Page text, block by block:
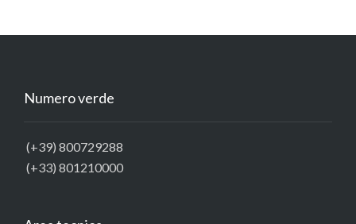
Numero verde
(+39) 800729288
(+33) 801210000